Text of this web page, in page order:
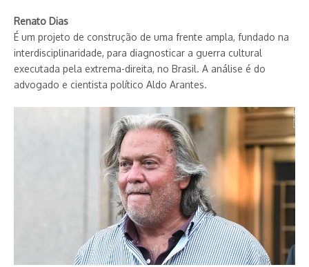
Renato Dias
É um projeto de construção de uma frente ampla, fundado na
interdisciplinaridade, para diagnosticar a guerra cultural
executada pela extrema-direita, no Brasil. A análise é do
advogado e cientista político Aldo Arantes.